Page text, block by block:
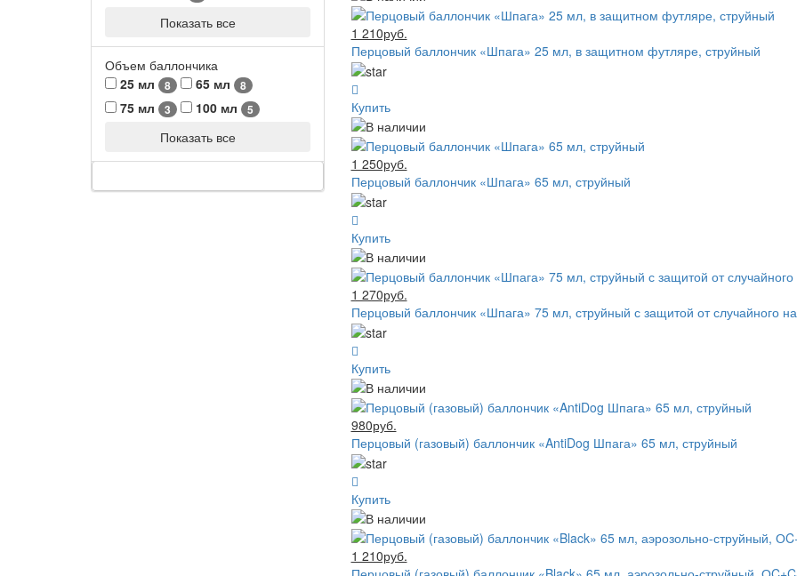
Показать все
Объем баллончика
25 мл
8 65 мл 8
75 мл 3 100 мл 5
Показать все
1 210руб.
Перцовый баллончик «Шпага» 25 мл, в защитном футляре, струйный
Купить
1 250руб.
Перцовый баллончик «Шпага» 65 мл, струйный
Купить
1 270руб.
Перцовый баллончик «Шпага» 75 мл, струйный с защитой от случайного
Купить
980руб.
Перцовый (газовый) баллончик «AntiDog Шпага» 65 мл, струйный
Купить
1 210руб.